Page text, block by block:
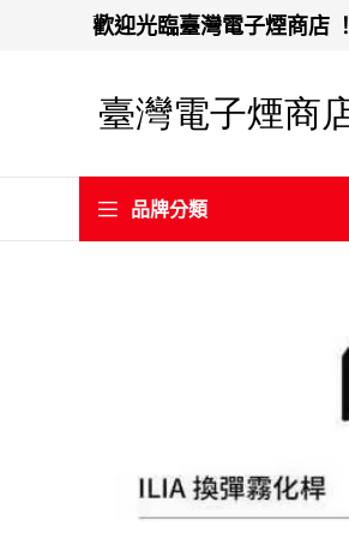
歡迎光臨臺灣電子煙商店 ！
品牌分類